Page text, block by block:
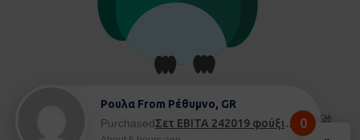
Ρουλα From Ρέθυμνο, GR
Purchased
Σετ EBITA 242019 φούξια - 8 ετών 0